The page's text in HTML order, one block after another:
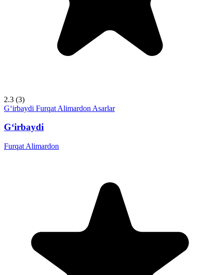
2.3 (3)
G‘irbaydi Furqat Alimardon Asarlar
G‘irbaydi
Furqat Alimardon